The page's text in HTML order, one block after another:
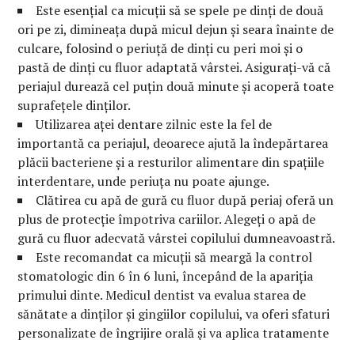
Este esențial ca micuții să se spele pe dinți de două
ori pe zi, dimineața după micul dejun și seara înainte de
culcare, folosind o periuță de dinți cu peri moi și o
pastă de dinți cu fluor adaptată vârstei. Asigurați-vă că
periajul durează cel puțin două minute și acoperă toate
suprafețele dinților.
Utilizarea aței dentare zilnic este la fel de
importantă ca periajul, deoarece ajută la îndepărtarea
plăcii bacteriene și a resturilor alimentare din spațiile
interdentare, unde periuța nu poate ajunge.
Clătirea cu apă de gură cu fluor după periaj oferă un
plus de protecție împotriva cariilor. Alegeți o apă de
gură cu fluor adecvată vârstei copilului dumneavoastră.
Este recomandat ca micuții să meargă la control
stomatologic din 6 în 6 luni, începând de la apariția
primului dinte. Medicul dentist va evalua starea de
sănătate a dinților și gingiilor copilului, va oferi sfaturi
personalizate de îngrijire orală și va aplica tratamente